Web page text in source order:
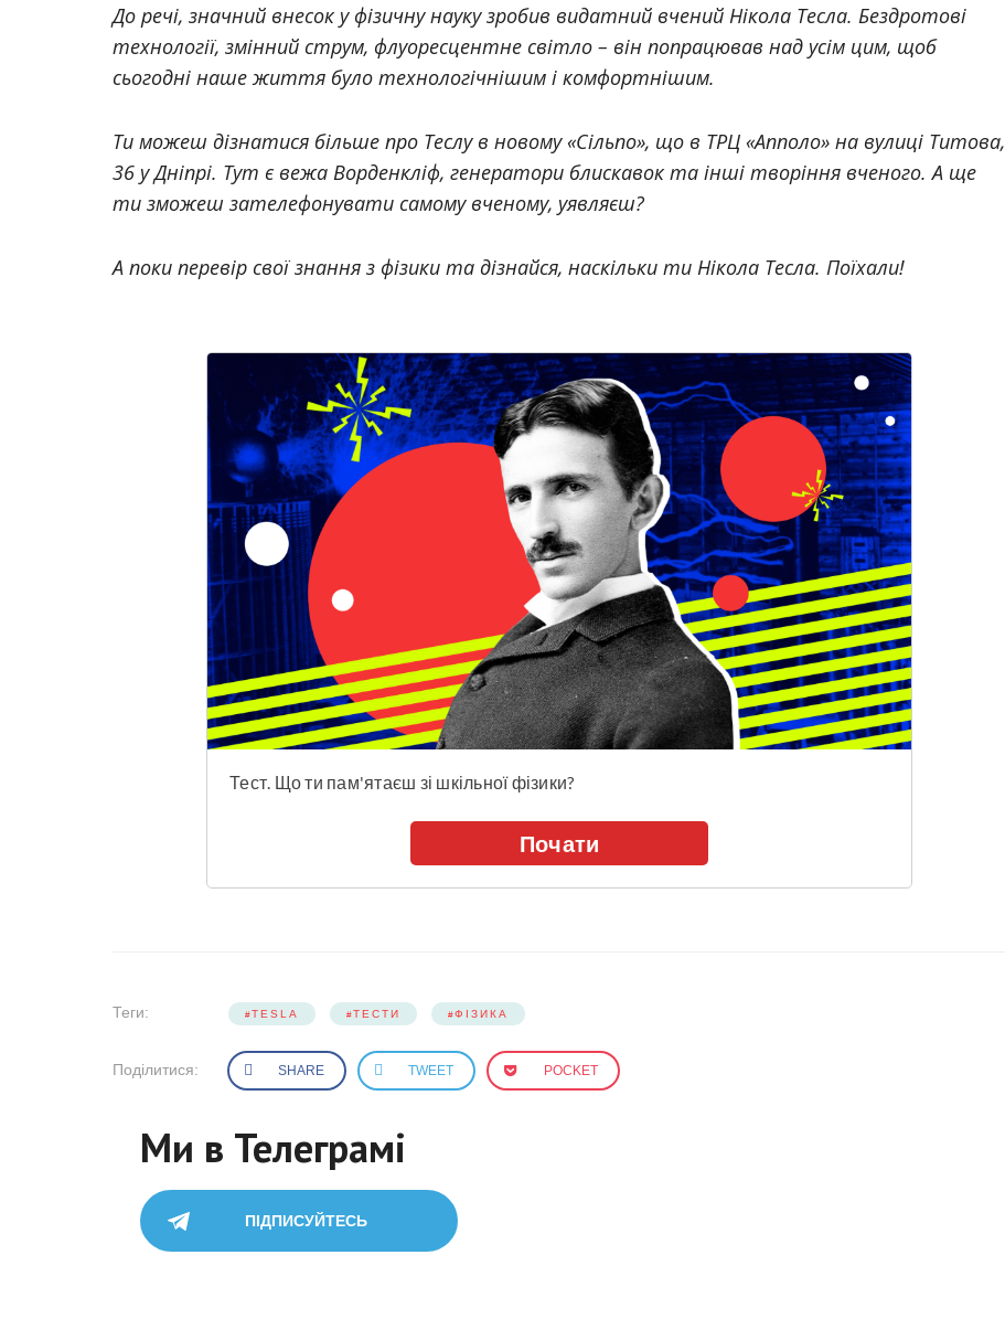
До речі, значний внесок у фізичну науку зробив видатний вчений Нікола Тесла. Бездротові
технології, змінний струм, флуоресцентне світло – він попрацював над усім цим, щоб
сьогодні наше життя було технологічнішим і комфортнішим.
Ти можеш дізнатися більше про Теслу в новому «Сільпо», що в ТРЦ «Апполо» на вулиці Титова,
36 у Дніпрі. Тут є вежа Ворденкліф, генератори блискавок та інші творіння вченого. А ще
ти зможеш зателефонувати самому вченому, уявляєш?
А поки перевір свої знання з фізики та дізнайся, наскільки ти Нікола Тесла. Поїхали!
Теги: TESLA ТЕСТИ ФІЗИКА
Поділитися: SHARE TWEET POCKET
Ми в Телеграмі
ПІДПИСУЙТЕСЬ